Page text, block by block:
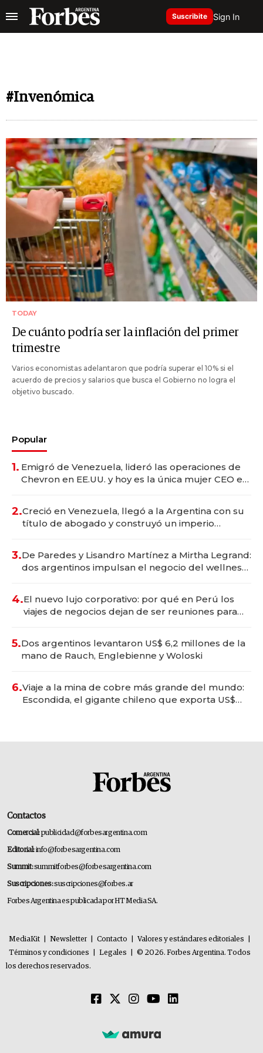
Suscribite Sign In
#Invenómica
TODAY
De cuánto podría ser la inflación del primer
trimestre
Varios economistas adelantaron que podría superar el 10% si el
acuerdo de precios y salarios que busca el Gobierno no logra el
objetivo buscado.
Popular
1. Emigró de Venezuela, lideró las operaciones de
Chevron en EE.UU. y hoy es la única mujer CEO en
2.Creció en Venezuela, llegó a la Argentina con su
título de abogado y construyó un imperio
3.De Paredes y Lisandro Martínez a Mirtha Legrand:
dos argentinos impulsan el negocio del wellness
4.El nuevo lujo corporativo: por qué en Perú los
viajes de negocios dejan de ser reuniones para
5.Dos argentinos levantaron US$ 6,2 millones de la
mano de Rauch, Englebienne y Woloski
6.Viaje a la mina de cobre más grande del mundo:
Escondida, el gigante chileno que exporta US$
Contactos
Comercial:publicidad@forbesargentina.com
Editorial:info@forbesargentina.com
Summit:summitforbes@forbesargentina.com
Suscripciones:suscripciones@forbes.ar
Forbes Argentina es publicada por HT Media SA.
MediaKit Newsletter Contacto Valores y estándares editoriales
Términos y condiciones
Legales
© 2026. Forbes Argentina. Todos
los derechos reservados.